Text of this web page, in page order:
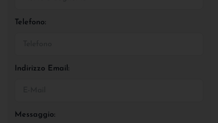
Telefono:
Indirizzo Email:
Messaggio: